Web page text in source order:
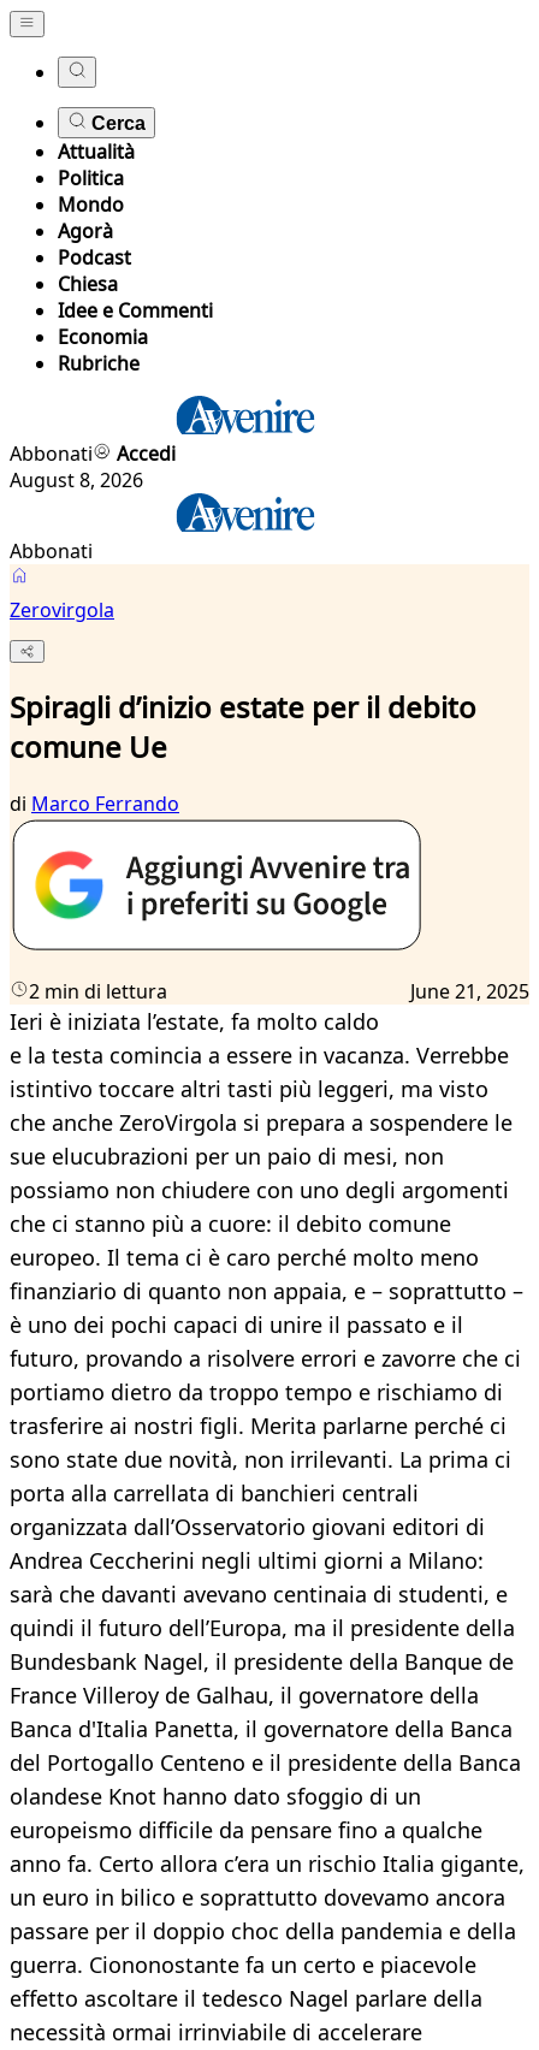
Cerca
Attualità
Politica
Mondo
Agorà
Podcast
Chiesa
Idee e Commenti
Economia
Rubriche
Abbonati
Accedi
August 8, 2026
Abbonati
Zerovirgola
Spiragli d’inizio estate per il debito
comune Ue
di Marco Ferrando
2 min di lettura June 21, 2025
Ieri è iniziata l’estate, fa molto caldo
e la testa comincia a essere in vacanza. Verrebbe
istintivo toccare altri tasti più leggeri, ma visto
che anche ZeroVirgola si prepara a sospendere le
sue elucubrazioni per un paio di mesi, non
possiamo non chiudere con uno degli argomenti
che ci stanno più a cuore: il debito comune
europeo. Il tema ci è caro perché molto meno
finanziario di quanto non appaia, e – soprattutto –
è uno dei pochi capaci di unire il passato e il
futuro, provando a risolvere errori e zavorre che ci
portiamo dietro da troppo tempo e rischiamo di
trasferire ai nostri figli. Merita parlarne perché ci
sono state due novità, non irrilevanti. La prima ci
porta alla carrellata di banchieri centrali
organizzata dall’Osservatorio giovani editori di
Andrea Ceccherini negli ultimi giorni a Milano:
sarà che davanti avevano centinaia di studenti, e
quindi il futuro dell’Europa, ma il presidente della
Bundesbank Nagel, il presidente della Banque de
France Villeroy de Galhau, il governatore della
Banca d'Italia Panetta, il governatore della Banca
del Portogallo Centeno e il presidente della Banca
olandese Knot hanno dato sfoggio di un
europeismo difficile da pensare fino a qualche
anno fa. Certo allora c’era un rischio Italia gigante,
un euro in bilico e soprattutto dovevamo ancora
passare per il doppio choc della pandemia e della
guerra. Ciononostante fa un certo e piacevole
effetto ascoltare il tedesco Nagel parlare della
necessità ormai irrinviabile di accelerare